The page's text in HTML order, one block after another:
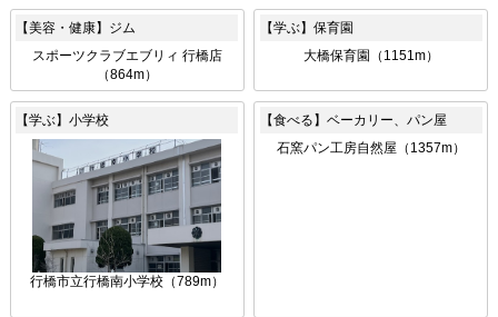
【美容・健康】ジム
スポーツクラブエブリィ 行橋店
（864m）
【学ぶ】保育園
大橋保育園（1151m）
【学ぶ】小学校
行橋市立行橋南小学校（789m）
【食べる】ベーカリー、パン屋
石窯パン工房自然屋（1357m）